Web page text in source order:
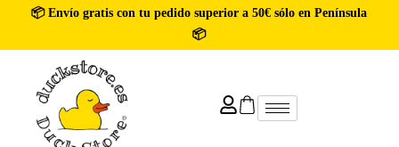
📦 Envío gratis con tu pedido superior a 50€ sólo en Península
📦